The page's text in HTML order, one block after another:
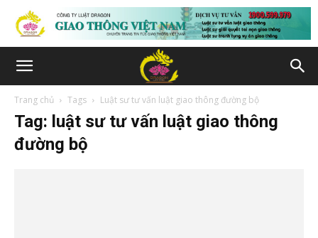
Trang chủ Tags Luật sư tư vấn luật giao thông đường bộ
Tag: luật sư tư vấn luật giao thông
đường bộ